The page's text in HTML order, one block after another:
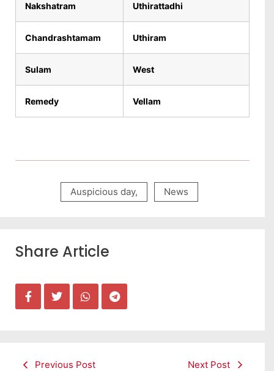
Nakshatram Uthirattadhi
Chandrashtamam Uthiram
Sulam West
Remedy Vellam
Auspicious day, News
Share Article
Previous Post Next Post